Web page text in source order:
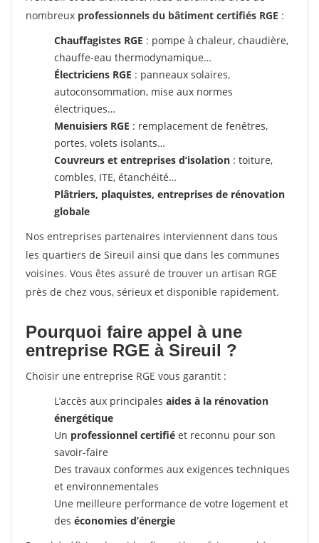
nombreux professionnels du bâtiment certifiés RGE :
Chauffagistes RGE : pompe à chaleur, chaudière,
chauffe-eau thermodynamique…
Électriciens RGE : panneaux solaires,
autoconsommation, mise aux normes
électriques…
Menuisiers RGE : remplacement de fenêtres,
portes, volets isolants…
Couvreurs et entreprises d’isolation : toiture,
combles, ITE, étanchéité…
Plâtriers, plaquistes, entreprises de rénovation
globale
Nos entreprises partenaires interviennent dans tous
les quartiers de Sireuil ainsi que dans les communes
voisines. Vous êtes assuré de trouver un artisan RGE
près de chez vous, sérieux et disponible rapidement.
Pourquoi faire appel à une
entreprise RGE à Sireuil ?
Choisir une entreprise RGE vous garantit :
L’accès aux principales aides à la rénovation
énergétique
Un professionnel certifié et reconnu pour son
savoir-faire
Des travaux conformes aux exigences techniques
et environnementales
Une meilleure performance de votre logement et
des économies d’énergie